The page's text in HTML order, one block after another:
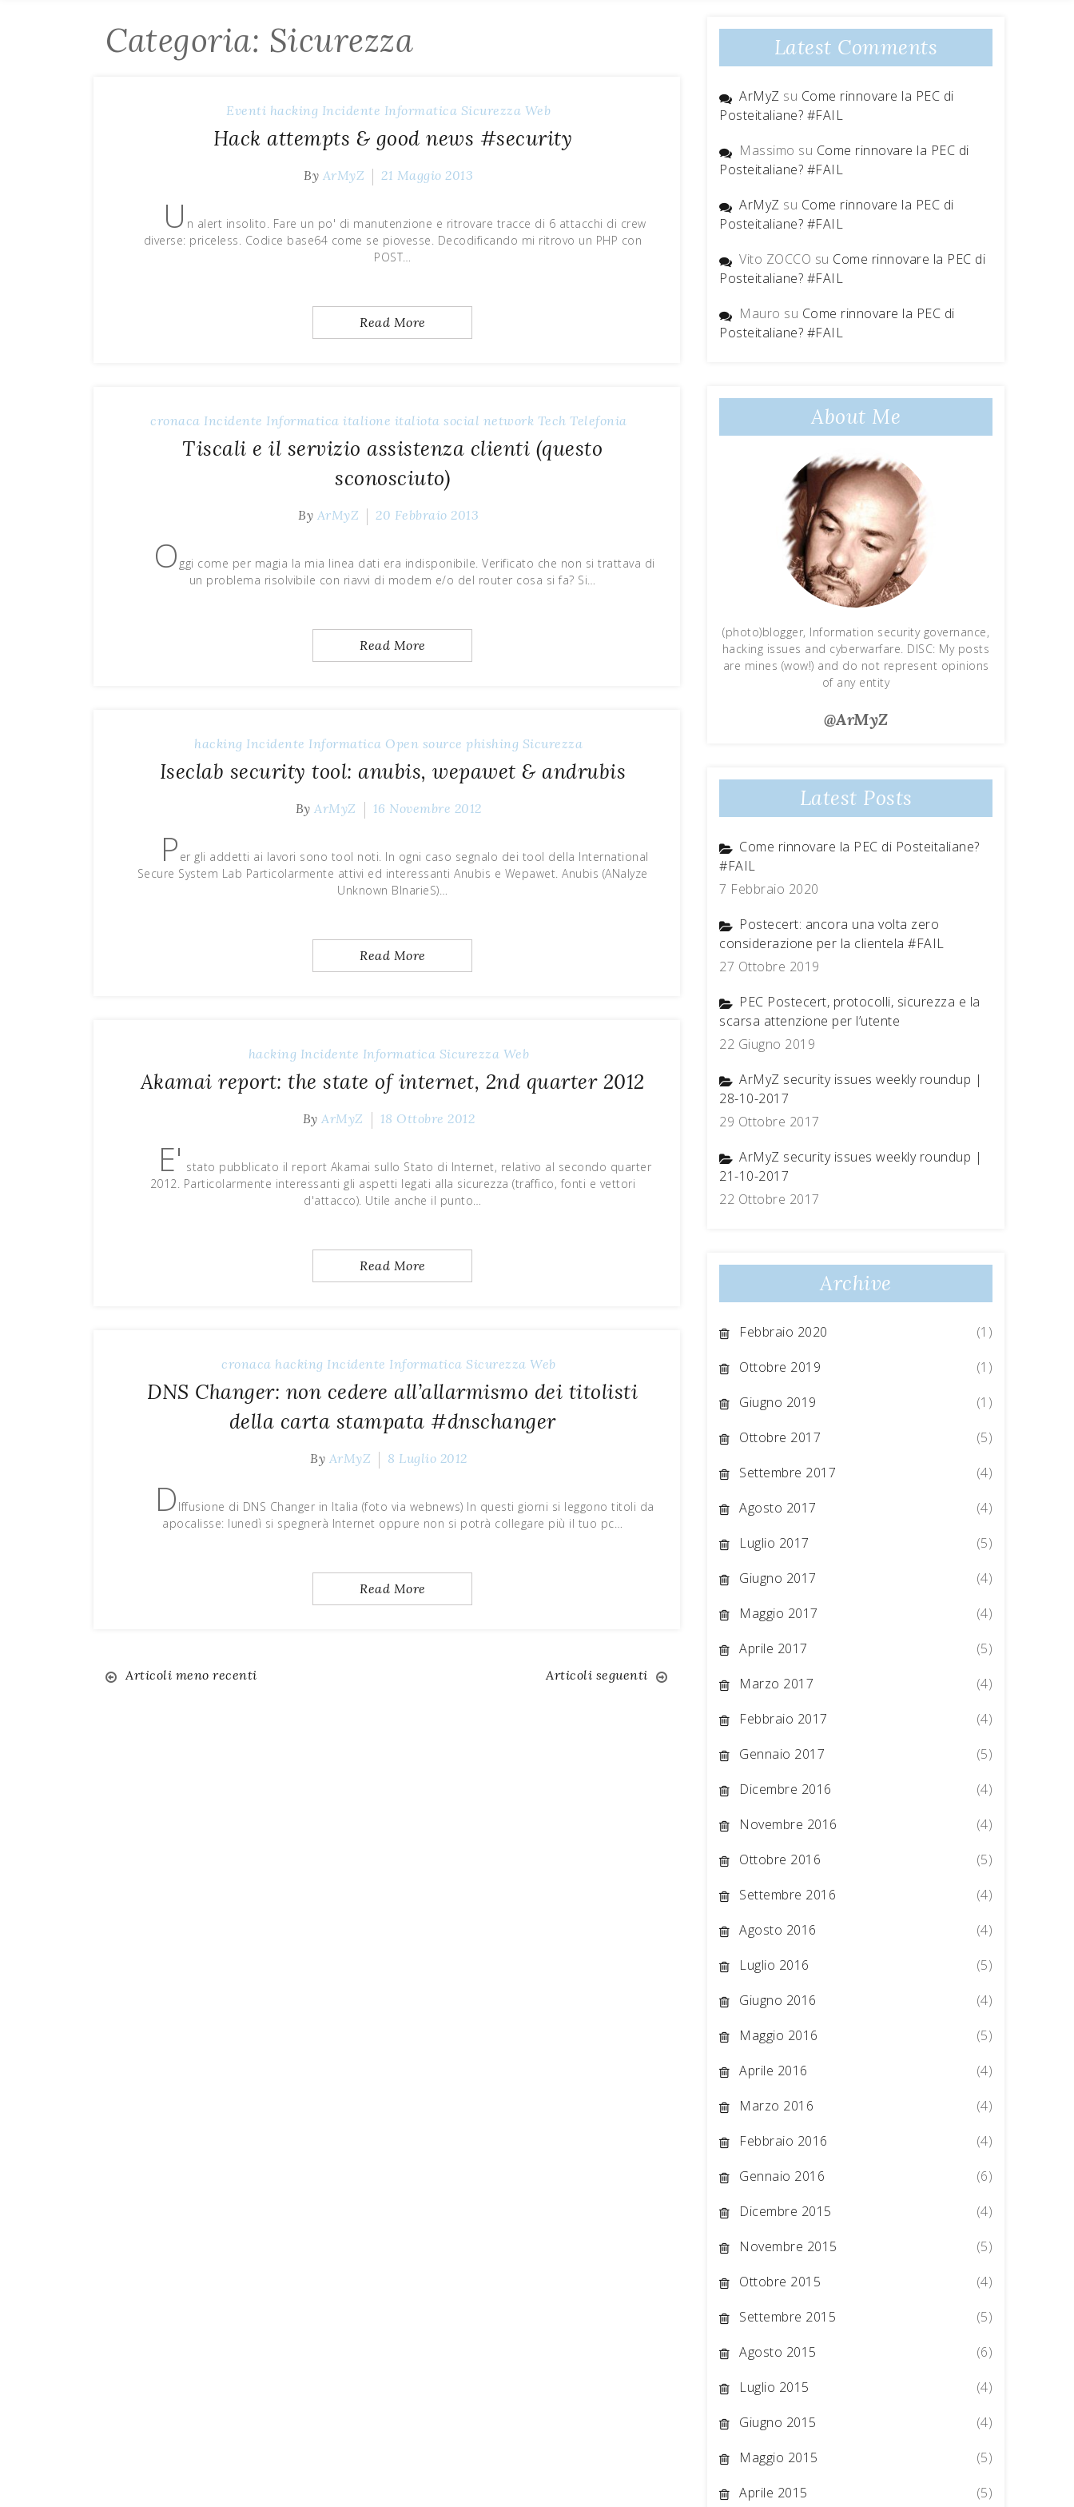
Categoria: Sicurezza
Eventi hacking Incidente Informatica Sicurezza Web
Hack attempts & good news #security
By ArMyZ 21 Maggio 2013
U n alert insolito. Fare un po' di manutenzione e ritrovare tracce di 6 attacchi di crew
diverse: priceless. Codice base64 come se piovesse. Decodificando mi ritrovo un PHP con
POST…
Read More
cronaca Incidente Informatica italione italiota social network Tech Telefonia
Tiscali e il servizio assistenza clienti (questo
sconosciuto)
By ArMyZ 20 Febbraio 2013
Oggi come per magia la mia linea dati era indisponibile. Verificato che non si trattava di
un problema risolvibile con riavvi di modem e/o del router cosa si fa? Si…
Read More
hacking Incidente Informatica Open source phishing Sicurezza
Iseclab security tool: anubis, wepawet & andrubis
ByArMyZ 16 Novembre 2012
P er gli addetti ai lavori sono tool noti. In ogni caso segnalo dei tool della International
Secure System Lab Particolarmente attivi ed interessanti Anubis e Wepawet. Anubis (ANalyze
Unknown BInarieS)…
Read More
hacking Incidente Informatica Sicurezza Web
Akamai report: the state of internet, 2nd quarter 2012
ByArMyZ 18 Ottobre 2012
E' stato pubblicato il report Akamai sullo Stato di Internet, relativo al secondo quarter
2012. Particolarmente interessanti gli aspetti legati alla sicurezza (traffico, fonti e vettori
d'attacco). Utile anche il punto…
Read More
cronaca hacking Incidente Informatica Sicurezza Web
DNS Changer: non cedere all’allarmismo dei titolisti
della carta stampata #dnschanger
By ArMyZ 8 Luglio 2012
D Iffusione di DNS Changer in Italia (foto via webnews) In questi giorni si leggono titoli da
apocalisse: lunedì si spegnerà Internet oppure non si potrà collegare più il tuo pc…
Read More
Navigazione
Articoli meno recenti Articoli seguenti
Latest Comments
ArMyZ su Come rinnovare la PEC di
Posteitaliane? #FAIL
Massimo su Come rinnovare la PEC di
Posteitaliane? #FAIL
ArMyZ su Come rinnovare la PEC di
Posteitaliane? #FAIL
Vito ZOCCO su Come rinnovare la PEC di
Posteitaliane? #FAIL
Mauro su Come rinnovare la PEC di
Posteitaliane? #FAIL
About Me
(photo)blogger, Information security governance,
hacking issues and cyberwarfare. DISC: My posts
are mines (wow!) and do not represent opinions
of any entity
@ArMyZ
Latest Posts
Come rinnovare la PEC di Posteitaliane?
#FAIL
7 Febbraio 2020
Postecert: ancora una volta zero
considerazione per la clientela #FAIL
27 Ottobre 2019
PEC Postecert, protocolli, sicurezza e la
scarsa attenzione per l’utente
22 Giugno 2019
ArMyZ security issues weekly roundup |
28-10-2017
29 Ottobre 2017
ArMyZ security issues weekly roundup |
21-10-2017
22 Ottobre 2017
Archive
Febbraio 2020
(1)
Ottobre 2019
(1)
Giugno 2019
(1)
Ottobre 2017
(5)
Settembre 2017
(4)
Agosto 2017
(4)
Luglio 2017
(5)
Giugno 2017
(4)
Maggio 2017
(4)
Aprile 2017
(5)
Marzo 2017
(4)
Febbraio 2017
(4)
Gennaio 2017
(5)
Dicembre 2016
(4)
Novembre 2016
(4)
Ottobre 2016
(5)
Settembre 2016
(4)
Agosto 2016
(4)
Luglio 2016
(5)
Giugno 2016
(4)
Maggio 2016
(5)
Aprile 2016
(4)
Marzo 2016
(4)
Febbraio 2016
(4)
Gennaio 2016
(6)
Dicembre 2015
(4)
Novembre 2015
(5)
Ottobre 2015
(4)
Settembre 2015
(5)
Agosto 2015
(6)
Luglio 2015
(4)
Giugno 2015
(4)
Maggio 2015
(5)
Aprile 2015
(5)